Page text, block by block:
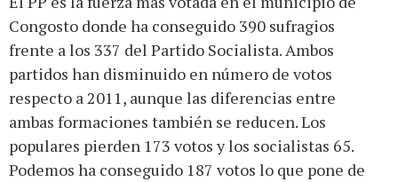
Congosto donde ha conseguido 390 sufragios
frente a los 337 del Partido Socialista. Ambos
partidos han disminuido en número de votos
respecto a 2011, aunque las diferencias entre
ambas formaciones también se reducen. Los
populares pierden 173 votos y los socialistas 65.
Podemos ha conseguido 187 votos lo que pone de